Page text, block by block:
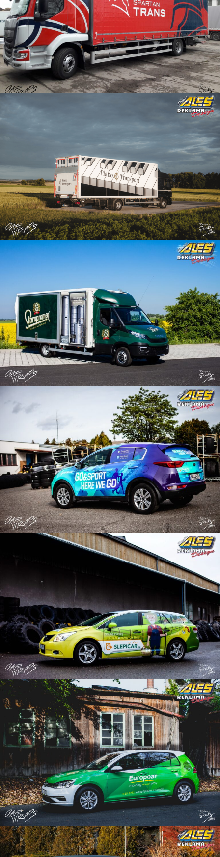
Reklama na skříňová auta
Reklama na skříňová auta
Reklama na skříňová auta
Reklama na auto
Reklama na auto
Reklama na auto